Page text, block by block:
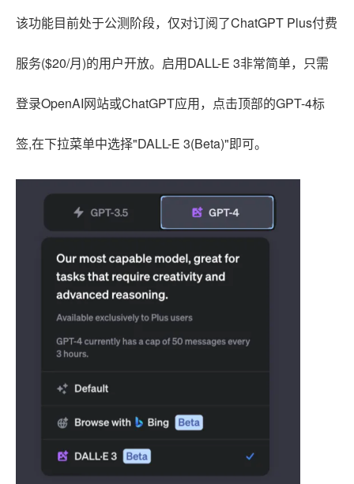
该功能目前处于公测阶段，仅对订阅了ChatGPT Plus付费
服务($20/月)的用户开放。启用DALL-E 3非常简单，只需
登录OpenAI网站或ChatGPT应用，点击顶部的GPT-4标
签,在下拉菜单中选择"DALL-E 3(Beta)"即可。